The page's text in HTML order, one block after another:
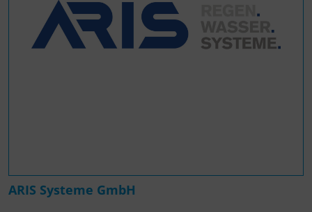
ARIS Systeme GmbH